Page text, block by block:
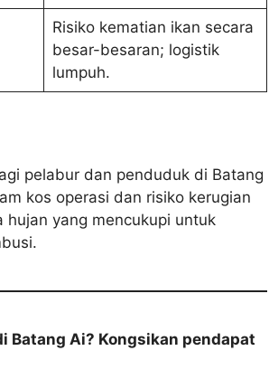
Risiko kematian ikan secara
besar-besaran; logistik
lumpuh.
pelabur dan penduduk di Batang
kos operasi dan risiko kerugian
yang mencukupi untuk
Batang Ai? Kongsikan pendapat